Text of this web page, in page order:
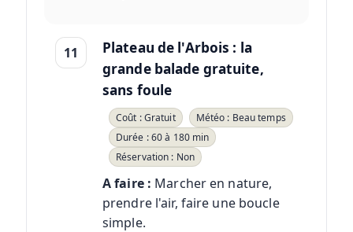
11
Plateau de l'Arbois : la
grande balade gratuite,
sans foule
Coût : Gratuit
Météo : Beau temps
Durée : 60 à 180 min
Réservation : Non
A faire : Marcher en nature,
prendre l'air, faire une boucle
simple.